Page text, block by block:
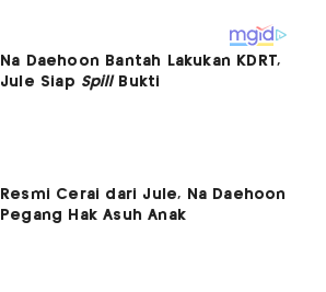
Na Daehoon Bantah Lakukan KDRT,
Jule Siap SpillBukti
Resmi Cerai dari Jule, Na Daehoon
Pegang Hak Asuh Anak